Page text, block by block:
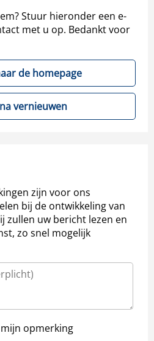
Stuur hieronder een e-
met u op. Bedankt voor
de homepage
vernieuwen
zijn voor ons
bij de ontwikkeling van
zullen uw bericht lezen en
zo snel mogelijk
opmerking